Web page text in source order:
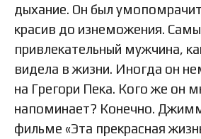
дыхание. Он был
красив до изнеможения.
привлекательный мужчина,
видела в жизни. Иногда он
на Грегори Пека. Кого же он
напоминает? Конечно.
фильме «Эта прекрасная